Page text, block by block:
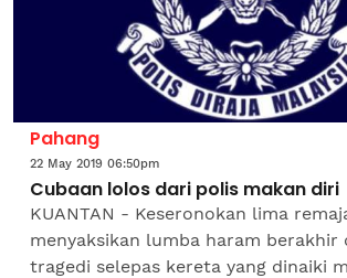
Pahang
22 May 2019 06:50pm
Cubaan lolos dari polis makan diri
KUANTAN - Keseronokan lima
menyaksikan lumba haram berakhir
tragedi selepas kereta yang dinaiki